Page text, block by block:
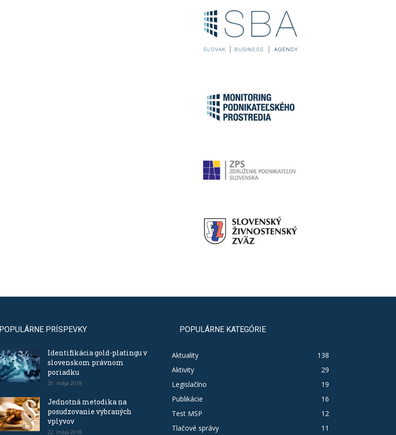
POPULÁRNE PRÍSPEVKY
Identifikácia gold-platingu v
slovenskom právnom
poriadku
20. mája 2018
Jednotná metodika na
posudzovanie vybraných
vplyvov
22. mája 2018
POPULÁRNE KATEGÓRIE
Aktuality
138
Aktivity
29
Legislačíno
19
Publikácie
16
Test MSP
12
Tlačové správy
11